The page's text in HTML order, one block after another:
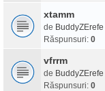
xtamm
de BuddyZErefe
Răspunsuri: 0
vfrrm
de BuddyZErefe
Răspunsuri: 0